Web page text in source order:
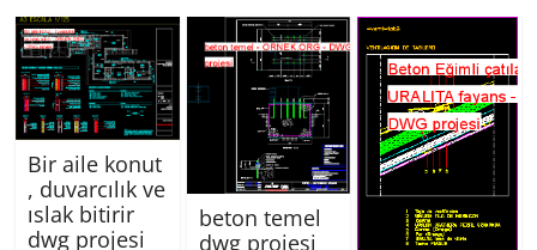
Bir aile konut
, duvarcılık ve
ıslak bitirir
dwg projesi
beton temel
dwg projesi